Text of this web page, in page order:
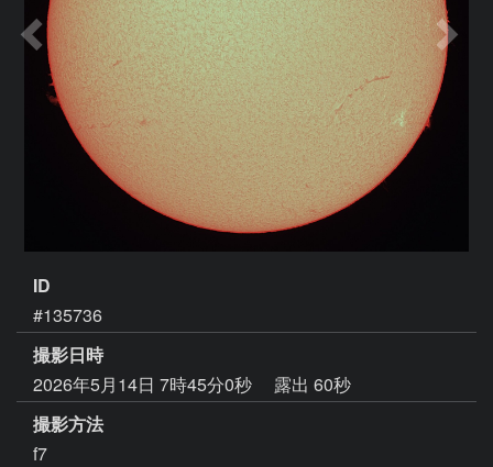
ID
#135736
撮影日時
2026年5月14日 7時45分0秒
露出 60秒
撮影方法
f7